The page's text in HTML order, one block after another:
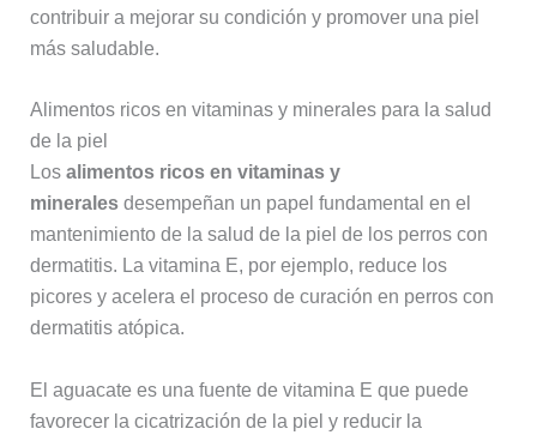
contribuir a mejorar su condición y promover una piel
más saludable.
Alimentos ricos en vitaminas y minerales para la salud
de la piel
Los alimentos ricos en vitaminas y
mineralesdesempeñan un papel fundamental en el
mantenimiento de la salud de la piel de los perros con
dermatitis. La vitamina E, por ejemplo, reduce los
picores y acelera el proceso de curación en perros con
dermatitis atópica.
El aguacate es una fuente de vitamina E que puede
favorecer la cicatrización de la piel y reducir la